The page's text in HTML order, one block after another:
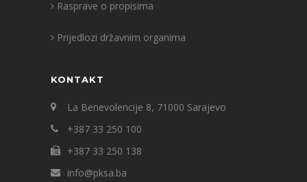
Rasprave o propisima
Prijedlozi državnim organima
KONTAKT
La Benevolencije 8, 71000 Sarajevo
+387 33 250 100
+387 33 250 138
info@pksa.ba